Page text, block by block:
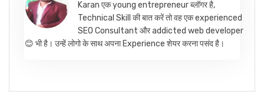
Karan एक young entrepreneur ब्लॉगर है,
Technical Skill की बात करें तो वह एक experienced
SEO Consultant और addicted web developer
😊 भी है। उन्हें लोगो के साथ अपना Experience शेयर करना पसंद है।